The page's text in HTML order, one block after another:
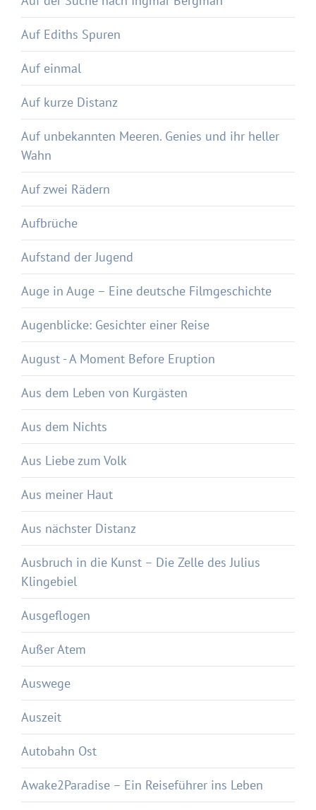
Auf Ediths Spuren
Auf einmal
Auf kurze Distanz
Auf unbekannten Meeren. Genies und ihr heller
Wahn
Auf zwei Rädern
Aufbrüche
Aufstand der Jugend
Auge in Auge – Eine deutsche Filmgeschichte
Augenblicke: Gesichter einer Reise
August - A Moment Before Eruption
Aus dem Leben von Kurgästen
Aus dem Nichts
Aus Liebe zum Volk
Aus meiner Haut
Aus nächster Distanz
Ausbruch in die Kunst – Die Zelle des Julius
Klingebiel
Ausgeflogen
Außer Atem
Auswege
Auszeit
Autobahn Ost
Awake2Paradise – Ein Reiseführer ins Leben